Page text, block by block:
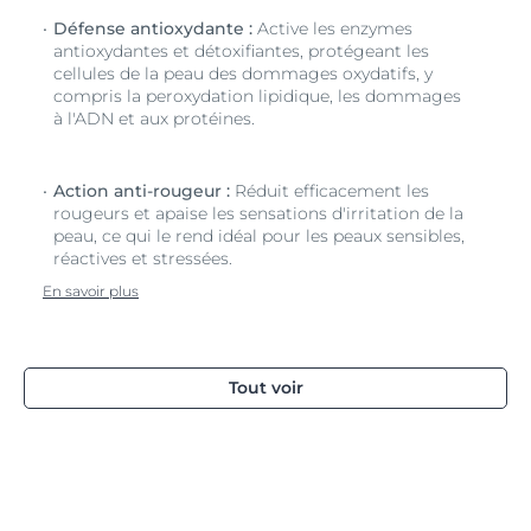
Défense antioxydante : Active les enzymes
antioxydantes et détoxifiantes, protégeant les
cellules de la peau des dommages oxydatifs, y
compris la peroxydation lipidique, les dommages
à l'ADN et aux protéines.
Action anti-rougeur : Réduit efficacement les
rougeurs et apaise les sensations d'irritation de la
peau, ce qui le rend idéal pour les peaux sensibles,
réactives et stressées.
En savoir plus
Tout voir